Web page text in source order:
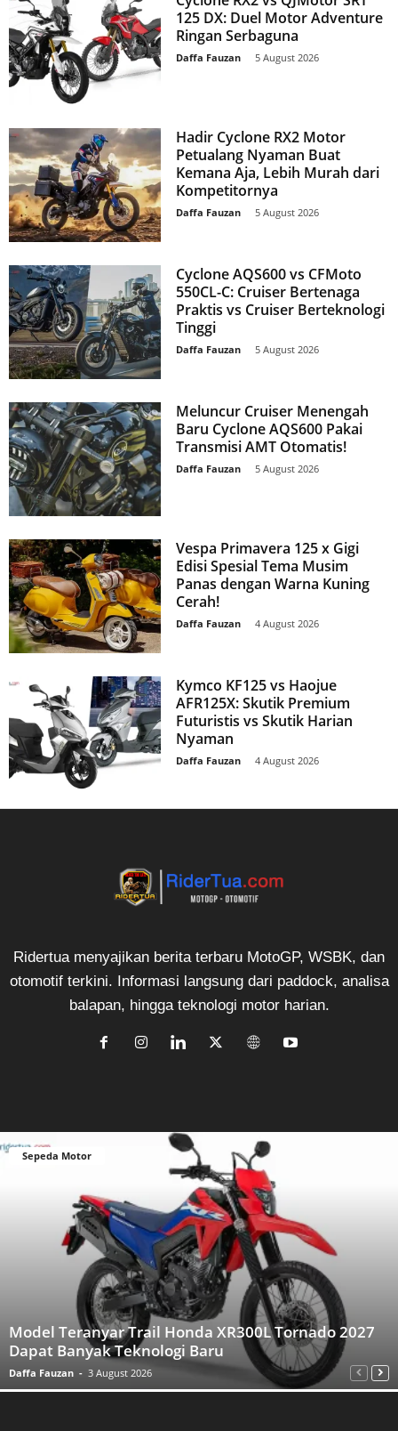
125 DX: Duel Motor Adventure
Ringan Serbaguna
Daffa Fauzan 5 August 2026
Hadir Cyclone RX2 Motor
Petualang Nyaman Buat
Kemana Aja, Lebih Murah dari
Kompetitornya
Daffa Fauzan 5 August 2026
Cyclone AQS600 vs CFMoto
550CL-C: Cruiser Bertenaga
Praktis vs Cruiser Berteknologi
Tinggi
Daffa Fauzan 5 August 2026
Meluncur Cruiser Menengah
Baru Cyclone AQS600 Pakai
Transmisi AMT Otomatis!
Daffa Fauzan 5 August 2026
Vespa Primavera 125 x Gigi
Edisi Spesial Tema Musim
Panas dengan Warna Kuning
Cerah!
Daffa Fauzan 4 August 2026
Kymco KF125 vs Haojue
AFR125X: Skutik Premium
Futuristis vs Skutik Harian
Nyaman
Daffa Fauzan 4 August 2026
Ridertua menyajikan berita terbaru MotoGP, WSBK, dan
otomotif terkini. Informasi langsung dari paddock, analisa
balapan, hingga teknologi motor harian.
Sepeda Motor
Model Teranyar Trail Honda XR300L Tornado 2027
Dapat Banyak Teknologi Baru
Daffa Fauzan - 3 August 2026